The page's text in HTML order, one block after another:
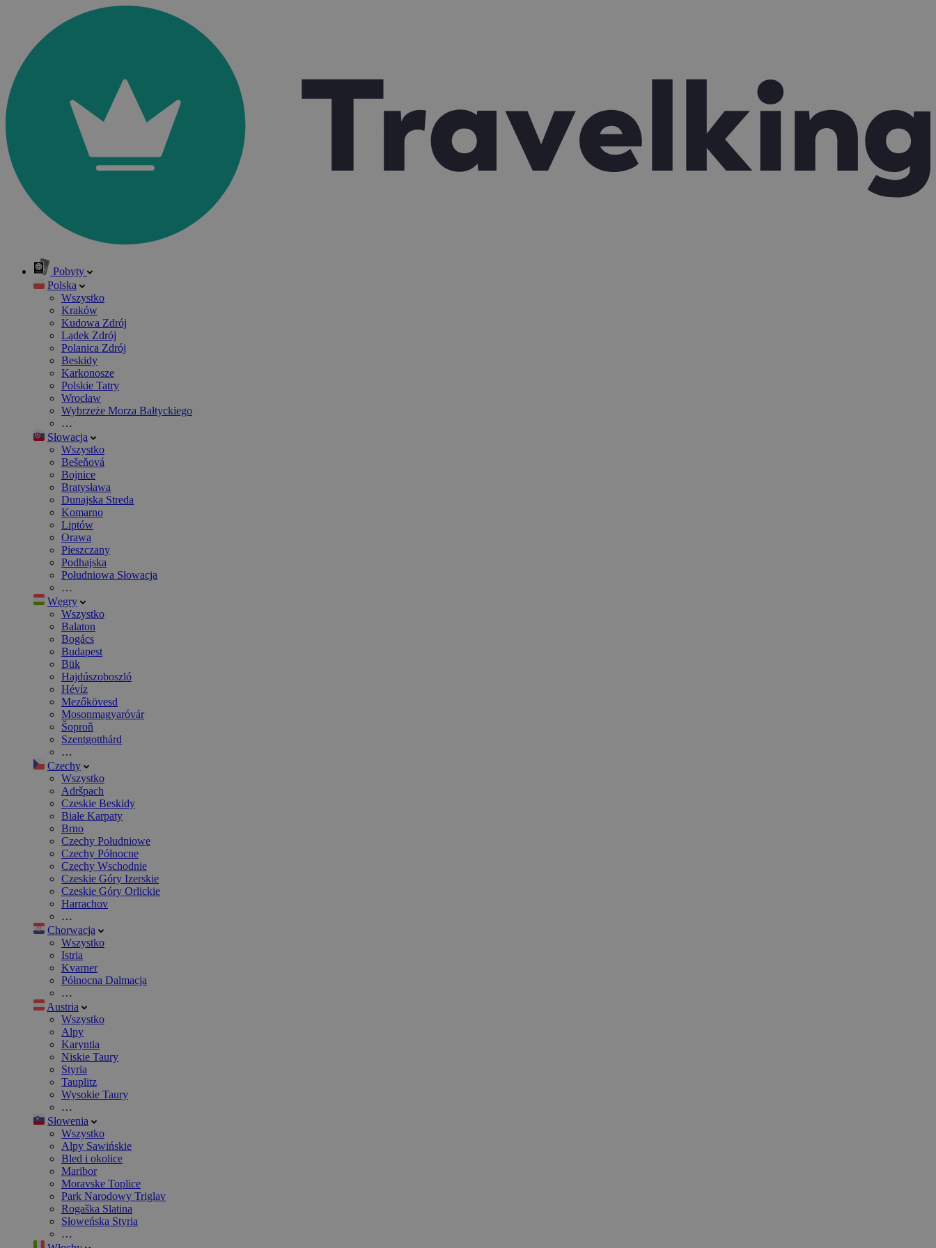
Pobyty
Polska
Wszystko
Kraków
Kudowa Zdrój
Lądek Zdrój
Polanica Zdrój
Beskidy
Karkonosze
Polskie Tatry
Wrocław
Wybrzeże Morza Bałtyckiego
…
Słowacja
Wszystko
Bešeňová
Bojnice
Bratysława
Dunajska Streda
Komarno
Liptów
Orawa
Pieszczany
Podhajska
Południowa Słowacja
…
Węgry
Wszystko
Balaton
Bogács
Budapest
Bük
Hajdúszoboszló
Hévíz
Mezőkövesd
Mosonmagyaróvár
Šoproň
Szentgotthárd
…
Czechy
Wszystko
Adršpach
Czeskie Beskidy
Białe Karpaty
Brno
Czechy Południowe
Czechy Północne
Czechy Wschodnie
Czeskie Góry Izerskie
Czeskie Góry Orlickie
Harrachov
…
Chorwacja
Wszystko
Istria
Kvarner
Północna Dalmacja
…
Austria
Wszystko
Alpy
Karyntia
Niskie Taury
Styria
Tauplitz
Wysokie Taury
…
Słowenia
Wszystko
Alpy Sawińskie
Bled i okolice
Maribor
Moravske Toplice
Park Narodowy Triglav
Rogaška Slatina
Słoweńska Styria
…